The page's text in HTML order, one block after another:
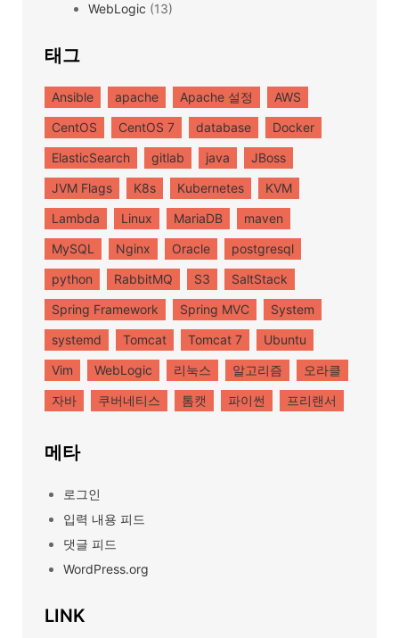
WebLogic (13)
태그
Ansible apache Apache 설정
AWS
CentOS
CentOS 7 database
Docker
ElasticSearch
gitlab java
JBoss
JVM Flags
K8s Kubernetes
KVM
Lambda
Linux MariaDB
maven
MySQL
Nginx Oracle
postgresql
python
RabbitMQ S3
SaltStack
Spring Framework
Spring MVC
System
systemd
Tomcat Tomcat 7
Ubuntu
Vim
WebLogic 리눅스 알고리즘
오라클
자바
쿠버네티스 톰캣 파이썬 프리랜서
메타
로그인
입력 내용 피드
댓글 피드
WordPress.org
LINK